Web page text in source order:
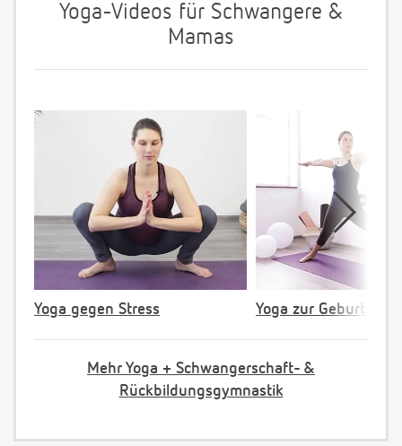
Yoga-Videos für Schwangere &
Mamas
Yoga gegen Stress Yoga zur
Mehr Yoga + Schwangerschaft- &
Rückbildungsgymnastik